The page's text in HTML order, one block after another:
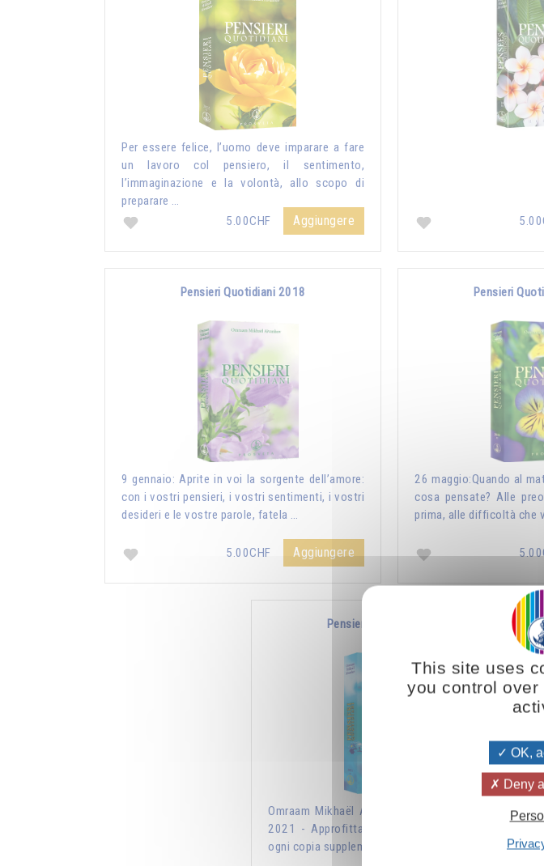
Per essere felice, l’uomo deve imparare a fare
un lavoro col pensiero, il sentimento,
l’immaginazione e la volontà, allo scopo di
preparare …
5.00CHF
Aggiungere
Pensieri Quotidiani 2018
9 gennaio: Aprite in voi la sorgente dell’amore:
con i vostri pensieri, i vostri sentimenti, i vostri
desideri e le vostre parole, fatela …
5.00CHF Aggiungere
Pensieri
26 maggio:Quando al
cosa pensate? Alle
prima, alle difficoltà che
Pensieri Quotidiani 2021
Omraam Mikhaël Aïvanhov Pensieri Quotidiani
2021 - Approfitta dello sconto di 2 CHF per
ogni copia supplementare aggiunta all'ordine !
This site uses
you control over
OK,
Deny